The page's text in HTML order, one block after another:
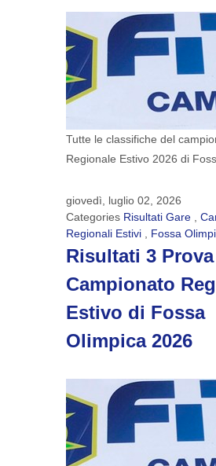
Tutte le classifiche del
Regionale Estivo 2026 di
giovedì, luglio 02, 2026
Categories Risultati Gare
Regionali Estivi
Fossa
Risultati 3
Campionato
Estivo di Fossa
Olimpica 2026